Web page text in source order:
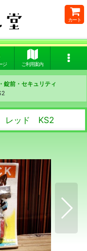
カート
ジ ご利用案内
錠前・セキュリティ
レッド KS2